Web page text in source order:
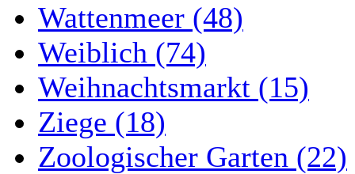
Wattenmeer (48)
Weiblich (74)
Weihnachtsmarkt (15)
Ziege (18)
Zoologischer Garten (22)